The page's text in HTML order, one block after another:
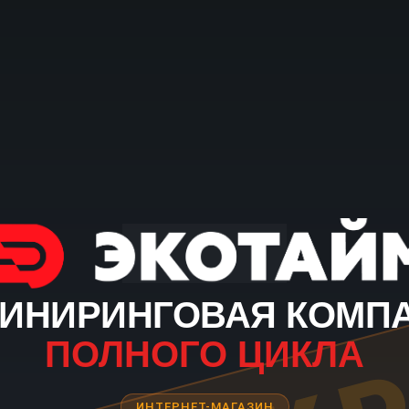
ПОЛНОГО ЦИКЛА
ИНТЕРНЕТ-МАГАЗИН